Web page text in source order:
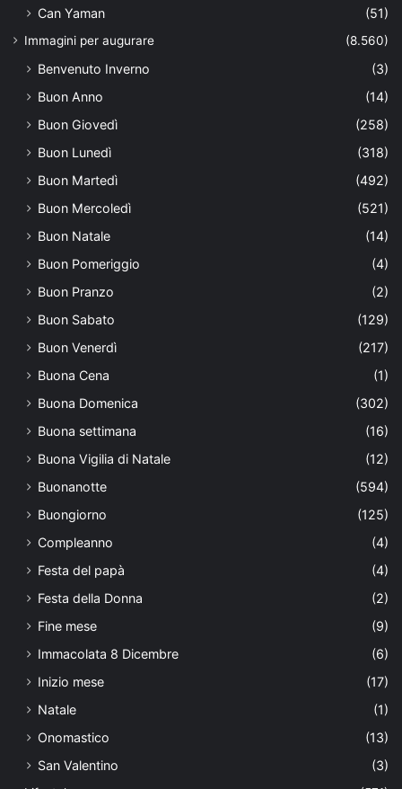
Can Yaman (51)
Immagini per augurare (8.560)
Benvenuto Inverno
(3)
Buon Anno
(14)
Buon Giovedì
(258)
Buon Lunedì
(318)
Buon Martedì
(492)
Buon Mercoledì
(521)
Buon Natale
(14)
Buon Pomeriggio
(4)
Buon Pranzo
(2)
Buon Sabato
(129)
Buon Venerdì
(217)
Buona Cena
(1)
Buona Domenica
(302)
Buona settimana
(16)
Buona Vigilia di Natale
(12)
Buonanotte
(594)
Buongiorno
(125)
Compleanno
(4)
Festa del papà
(4)
Festa della Donna
(2)
Fine mese
(9)
Immacolata 8 Dicembre
(6)
Inizio mese
(17)
Natale
(1)
Onomastico
(13)
San Valentino
(3)